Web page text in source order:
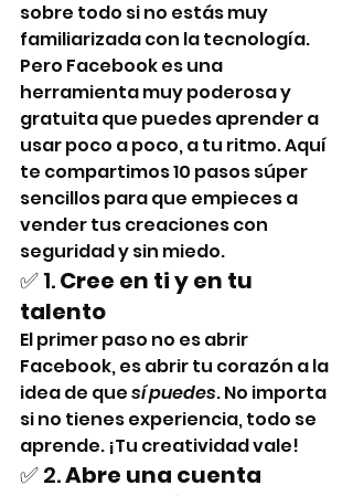
sobre todo si no estás muy
familiarizada con la tecnología.
Pero Facebook es una
herramienta muy poderosa y
gratuita que puedes aprender a
usar poco a poco, a tu ritmo. Aquí
te compartimos 10 pasos súper
sencillos para que empieces a
vender tus creaciones con
seguridad y sin miedo.
✅ 1. Cree en ti y en tu
talento
El primer paso no es abrir
Facebook, es abrir tu corazón a la
idea de que sí puedes. No importa
si no tienes experiencia, todo se
aprende. ¡Tu creatividad vale!
✅ 2. Abre una cuenta